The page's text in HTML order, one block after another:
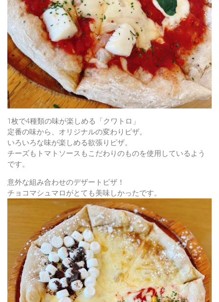
1枚で4種類の味が楽しめる「クワトロ」
定番の味から、オリジナルの変わりピザ。
いろいろな味が楽しめる欲張りピザ。
チーズもトマトソースもこだわりのものを使用しているよう
です。
意外な組み合わせのデザートピザ！
チョコマシュマロがとても美味しかったです。